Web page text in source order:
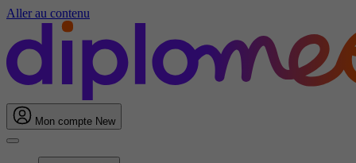
Aller au contenu
Mon compte New